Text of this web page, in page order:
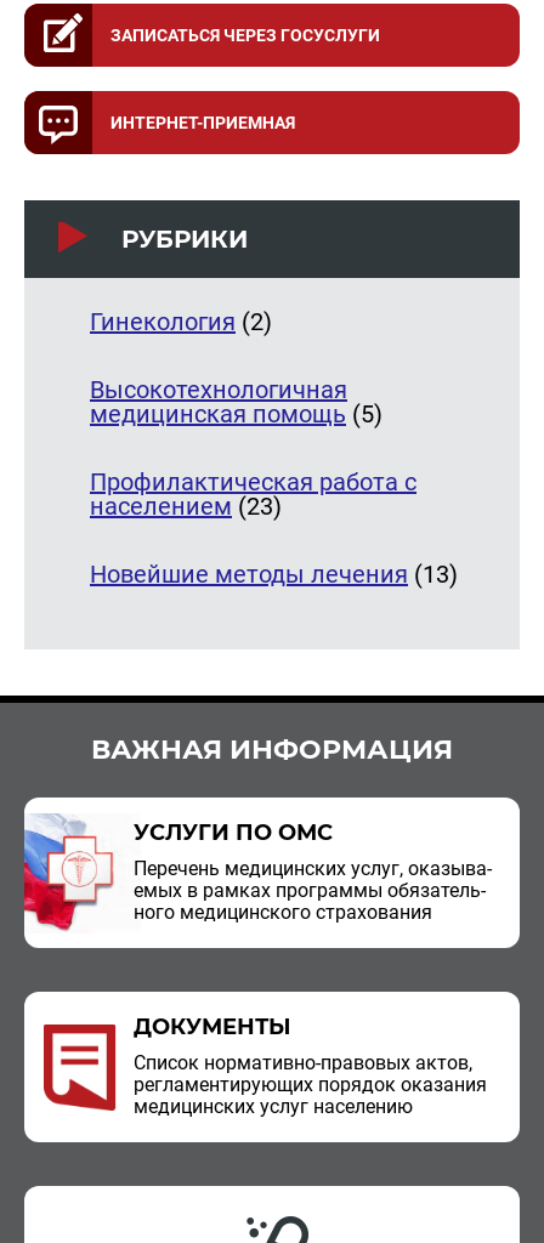
ЗАПИСАТЬСЯ ЧЕРЕЗ ГОСУСЛУГИ
ИНТЕРНЕТ-ПРИЕМНАЯ
РУБРИКИ
Гинекология (2)
Высокотехнологичная
медицинская помощь (5)
Профилактическая работа с
населением (23)
Новейшие методы лечения (13)
ВАЖНАЯ ИНФОРМАЦИЯ
УСЛУГИ ПО ОМС
Пе­ре­чень ме­ди­цин­ских услуг, ока­зы­ва­
е­мых в рам­ках про­грам­мы обя­за­тель­
но­го ме­ди­цин­ско­го стра­хо­ва­ния
ДОКУМЕНТЫ
Спи­сок нор­ма­тив­но-пра­во­вых актов,
ре­гла­мен­ти­ру­ю­щих по­ря­док ока­за­ния
ме­ди­цин­ских услуг на­се­ле­нию